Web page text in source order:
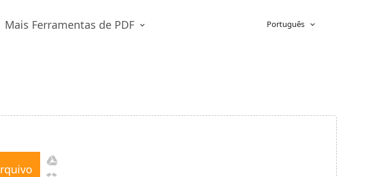
Mais Ferramentas de PDF Português